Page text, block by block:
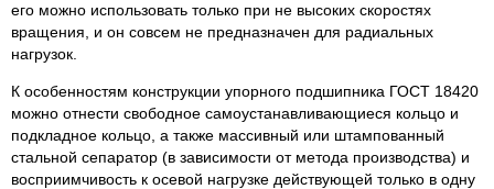
его можно использовать только при не высоких скоростях
вращения, и он совсем не предназначен для радиальных
нагрузок.
К особенностям конструкции упорного подшипника ГОСТ 18420
можно отнести свободное самоустанавливающиеся кольцо и
подкладное кольцо, а также массивный или штампованный
стальной сепаратор (в зависимости от метода производства) и
восприимчивость к осевой нагрузке действующей только в одну